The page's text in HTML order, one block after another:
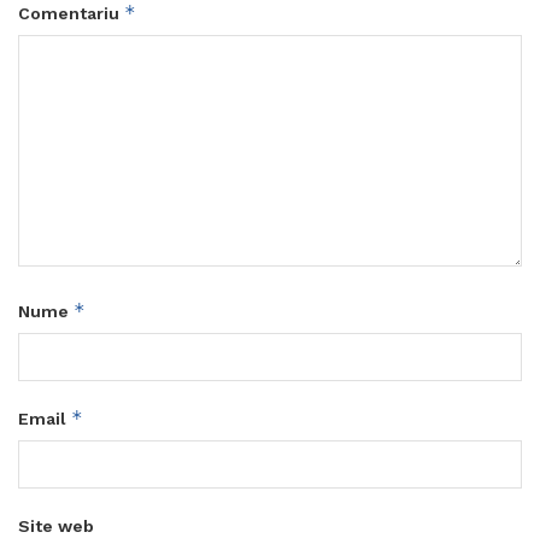
Comentariu *
Nume *
Email *
Site web